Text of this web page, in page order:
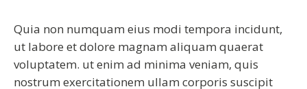
Quia non numquam eius modi tempora incidunt,
ut labore et dolore magnam aliquam quaerat
voluptatem. ut enim ad minima veniam, quis
nostrum exercitationem ullam corporis suscipit